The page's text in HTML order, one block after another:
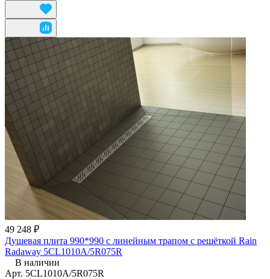
49 248 ₽
Душевая плита 990*990 с линейным трапом с решёткой Rain
Radaway 5CL1010A/5R075R
В наличии
Арт. 5CL1010A/5R075R